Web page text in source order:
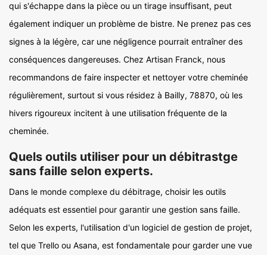
qui s'échappe dans la pièce ou un tirage insuffisant, peut
également indiquer un problème de bistre. Ne prenez pas ces
signes à la légère, car une négligence pourrait entraîner des
conséquences dangereuses. Chez Artisan Franck, nous
recommandons de faire inspecter et nettoyer votre cheminée
régulièrement, surtout si vous résidez à Bailly, 78870, où les
hivers rigoureux incitent à une utilisation fréquente de la
cheminée.
Quels outils utiliser pour un débitrastge
sans faille selon experts.
Dans le monde complexe du débitrage, choisir les outils
adéquats est essentiel pour garantir une gestion sans faille.
Selon les experts, l'utilisation d'un logiciel de gestion de projet,
tel que Trello ou Asana, est fondamentale pour garder une vue